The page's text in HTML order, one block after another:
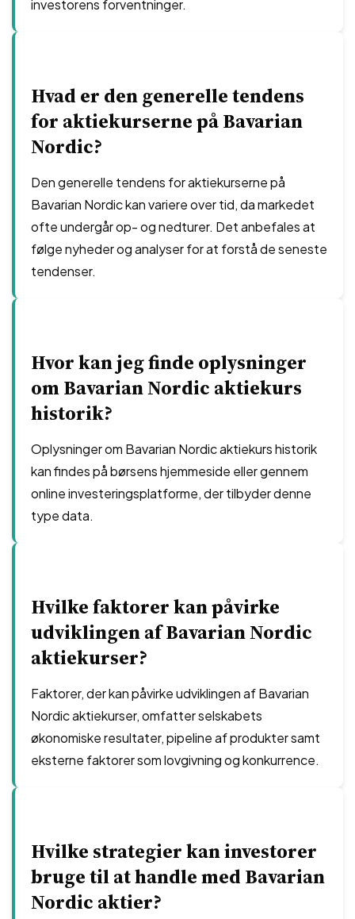
investorens forventninger.
Hvad er den generelle tendens
for aktiekurserne på Bavarian
Nordic?
Den generelle tendens for aktiekurserne på
Bavarian Nordic kan variere over tid, da markedet
ofte undergår op- og nedturer. Det anbefales at
følge nyheder og analyser for at forstå de seneste
tendenser.
Hvor kan jeg finde oplysninger
om Bavarian Nordic aktiekurs
historik?
Oplysninger om Bavarian Nordic aktiekurs historik
kan findes på børsens hjemmeside eller gennem
online investeringsplatforme, der tilbyder denne
type data.
Hvilke faktorer kan påvirke
udviklingen af Bavarian Nordic
aktiekurser?
Faktorer, der kan påvirke udviklingen af Bavarian
Nordic aktiekurser, omfatter selskabets
økonomiske resultater, pipeline af produkter samt
eksterne faktorer som lovgivning og konkurrence.
Hvilke strategier kan investorer
bruge til at handle med Bavarian
Nordic aktier?